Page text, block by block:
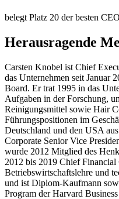
belegt Platz 20 der besten
Herausragende
Carsten Knobel ist Chief
das Unternehmen seit Januar
Board. Er trat 1995 in das
Aufgaben in der Forschung,
Reinigungsmittel sowie Hair
Führungspositionen im
Deutschland und den USA
Corporate Senior Vice
wurde 2012 Mitglied des
2012 bis 2019 Chief
Betriebswirtschaftslehre und
und ist Diplom-Kaufmann
Program der Harvard